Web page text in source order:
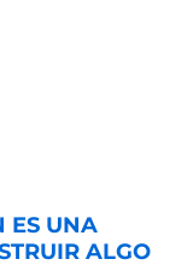
ES UNA
ALGO